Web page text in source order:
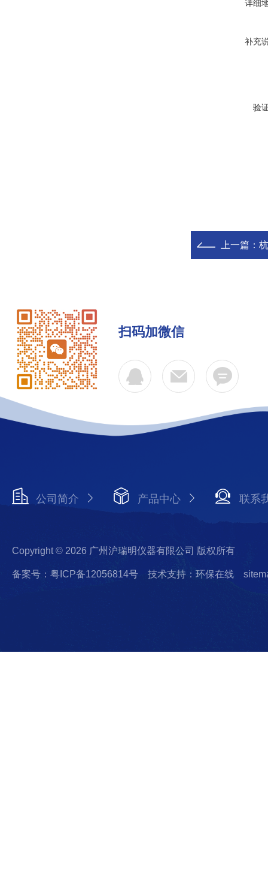
详细
补充
验
上一篇：
扫码加微信
公司简介 产品中心 联系
Copyright © 2026 广州沪瑞明仪器有限公司 版权所有
备案号：粤ICP备12056814号 技术支持：环保在线